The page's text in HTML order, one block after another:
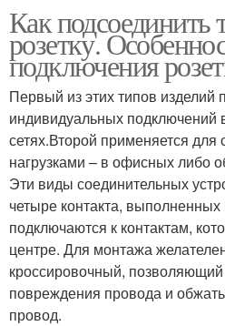
Как
розетку.
подключения
Первый из этих типов изделий
индивидуальных
сетях.Второй применяется для
нагрузками – в офисных либо
Эти виды соединительных
четыре контакта, выполненных
подключаются к контактам,
центре. Для монтажа
кроссировочный, позволяющий
повреждения провода и
провод.